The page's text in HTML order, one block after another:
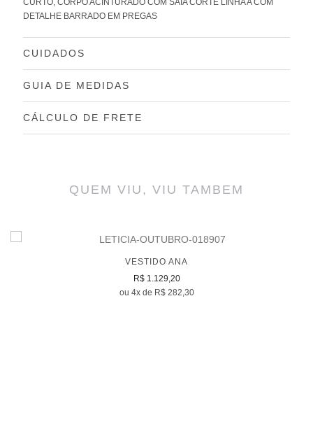
CURTO, CORPO ACINTURADO COM SAIA CORTE LINHA A COM
DETALHE BARRADO EM PREGAS
CUIDADOS
GUIA DE MEDIDAS
CÁLCULO DE FRETE
QUEM VIU, VIU TAMBEM
VESTIDO ANA
R$ 1.129,20
ou 4x de R$ 282,30